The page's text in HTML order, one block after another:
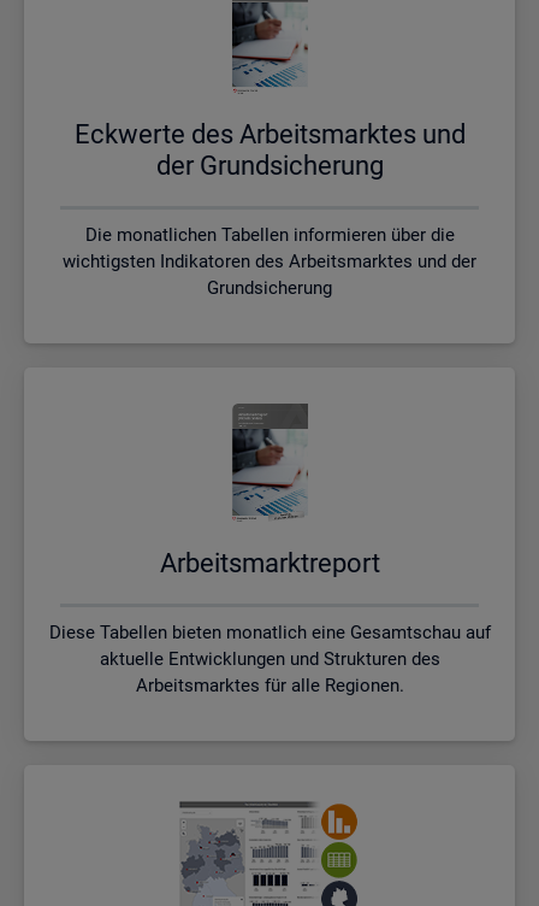
Eck­wer­te des Ar­beits­mark­tes und
der Grund­si­che­rung
Die monatlichen Tabellen informieren über die
wichtigsten Indikatoren des Arbeitsmarktes und der
Grundsicherung
Ar­beits­markt­re­port
Diese Tabellen bieten monatlich eine Gesamtschau auf
aktuelle Entwicklungen und Strukturen des
Arbeitsmarktes für alle Regionen.